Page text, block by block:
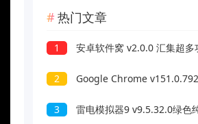
热门文章
1 安卓软件窝 v2.0.0 汇集超多
2 Google Chrome
3 雷电模拟器9 v9.5.32.0绿色